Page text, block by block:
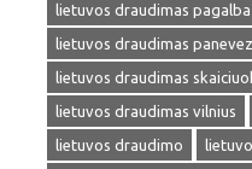
lietuvos draudimas pagalba
lietuvos draudimas
lietuvos draudimas
lietuvos draudimas vilnius
lietuvos draudimo